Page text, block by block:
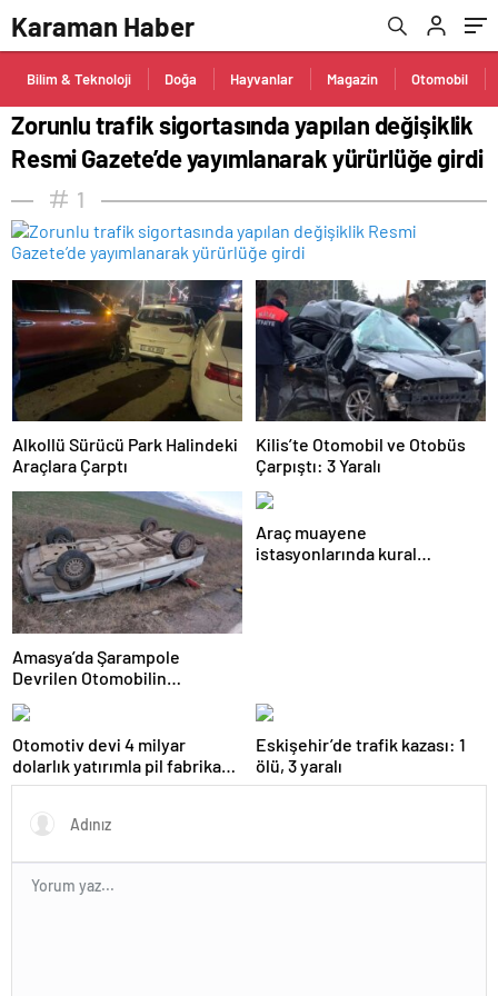
Karaman Haber
Bilim & Teknoloji Doğa Hayvanlar Magazin Otomobil
Zorunlu trafik sigortasında yapılan değişiklik
Resmi Gazete’de yayımlanarak yürürlüğe girdi
1
Alkollü Sürücü Park Halindeki
Araçlara Çarptı
Kilis’te Otomobil ve Otobüs
Çarpıştı: 3 Yaralı
Amasya’da Şarampole
Devrilen Otomobilin
Araç muayene
istasyonlarında kural
Otomotiv devi 4 milyar
dolarlık yatırımla pil fabrikası
kuracak
Eskişehir’de trafik kazası: 1
ölü, 3 yaralı